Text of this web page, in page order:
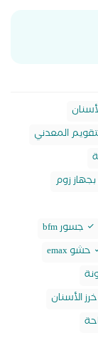
المعدني
زوم
جسور bfm
حشو emax
خرز الأسنان